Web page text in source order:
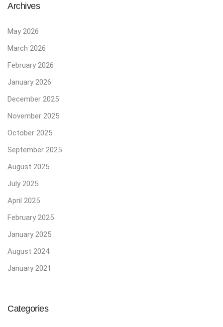
Archives
May 2026
March 2026
February 2026
January 2026
December 2025
November 2025
October 2025
September 2025
August 2025
July 2025
April 2025
February 2025
January 2025
August 2024
January 2021
Categories